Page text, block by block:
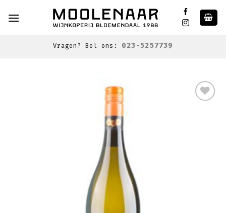
to
Vragen? Bel ons: 023-5257739